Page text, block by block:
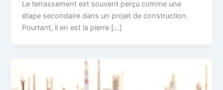
Le terrassement est souvent perçu comme une
étape secondaire dans un projet de construction.
Pourtant, il en est la pierre […]